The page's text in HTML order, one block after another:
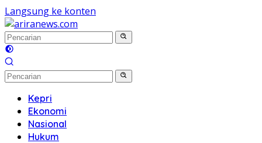
Langsung ke konten
Kepri
Ekonomi
Nasional
Hukum